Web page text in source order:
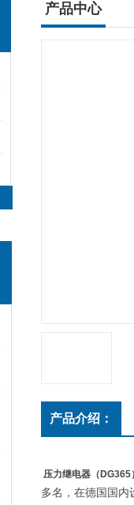
产品中心
产品介绍：
压力继电器（DG365
多名，在德国国内